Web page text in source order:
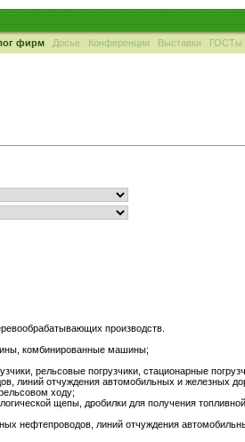
фирм Досье Конференции Выставки ГОСТы
производств.
комбинированные машины;
рельсовые погрузчики, стационарные
линий отчуждения автомобильных и железных
ходу;
щепы, дробилки для получения
нефтепроводов, линий отчуждения